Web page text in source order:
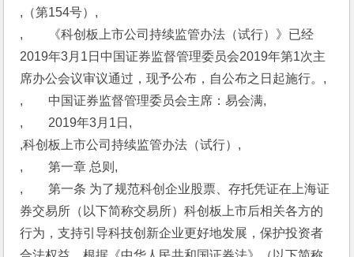
,（第154号）,
,　　《科创板上市公司持续监管办法（试行）》已经
2019年3月1日中国证券监督管理委员会2019年第1次主
席办公会议审议通过，现予公布，自公布之日起施行。,
,　　中国证券监督管理委员会主席：易会满,
,　　2019年3月1日,
,科创板上市公司持续监管办法（试行）,
,　　第一章 总则,
,　　第一条 为了规范科创企业股票、存托凭证在上海证
券交易所（以下简称交易所）科创板上市后相关各方的
行为，支持引导科技创新企业更好地发展，保护投资者